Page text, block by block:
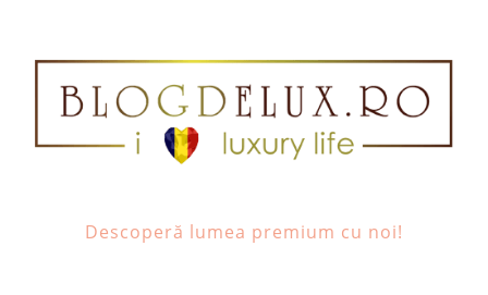
Descoperă lumea premium cu noi!